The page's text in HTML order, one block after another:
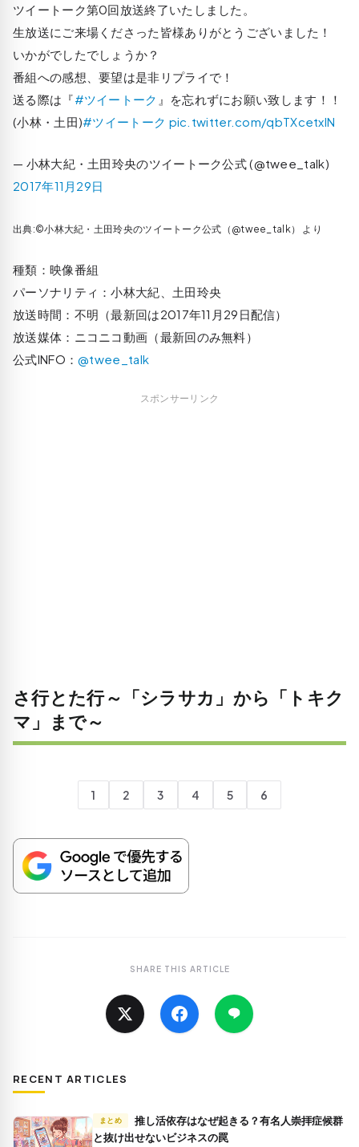
ツイートーク第0回放送終了いたしました。
生放送にご来場くださった皆様ありがとうございました！
いかがでしたでしょうか？
番組への感想、要望は是非リプライで！
送る際は『#ツイートーク 』を忘れずにお願い致します！！
(小林・土田)#ツイートーク pic.twitter.com/qbTXcetxIN
— 小林大紀・土田玲央のツイートーク公式 (@twee_talk)
2017年11月29日
出典:©小林大紀・土田玲央のツイートーク公式（@twee_talk） より
種類：映像番組
パーソナリティ：小林大紀、土田玲央
放送時間：不明（最新回は2017年11月29日配信）
放送媒体：ニコニコ動画（最新回のみ無料）
公式INFO：@twee_talk
スポンサーリンク
さ行とた行～「シラサカ」から「トキク
マ」まで～
1 2 3 4 5 6
SHARE THIS ARTICLE
RECENT ARTICLES
まとめ
推し活依存はなぜ起きる？有名人崇拝症候群
と抜け出せないビジネスの罠